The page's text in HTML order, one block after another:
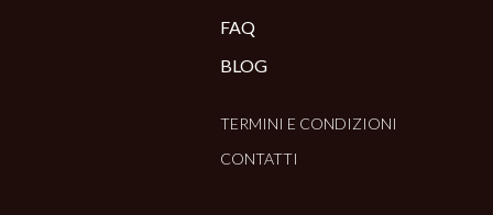
FAQ
BLOG
TERMINI E CONDIZIONI
CONTATTI